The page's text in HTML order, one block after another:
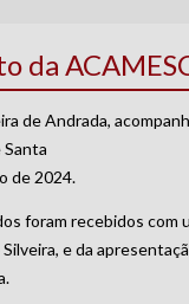
da
de Andrada,
Santa
de 2024.
foram recebidos
e da